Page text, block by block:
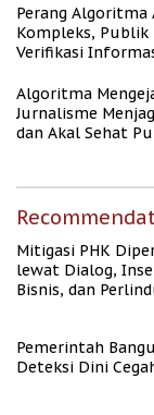
Perang Algoritma
Kompleks,
Verifikasi
Algoritma
Jurnalisme
dan Akal Sehat
Mitigasi PHK
lewat Dialog,
Bisnis, dan
Pemerintah
Deteksi Dini